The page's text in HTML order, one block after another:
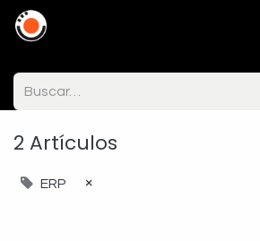
2 Artículos
ERP ×